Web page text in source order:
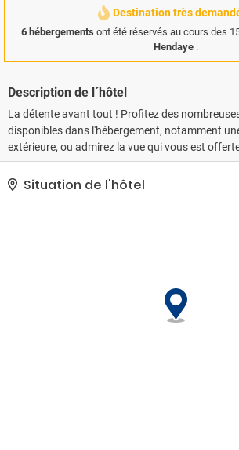
Destination très
6 hébergements ont été réservés au cours des
Hendaye .
Description de l´hôtel
La détente avant tout ! Profitez des
disponibles dans l'hébergement, notamment
extérieure, ou admirez la vue qui vous est
terrasse et un jardin. Parmi les équipements et
cet hôtel vous trouvez également l'accès Wi-Fi à
disponible dans l'enceinte de l'hébergement..
Situation de l'hôtel